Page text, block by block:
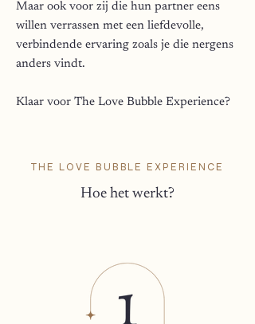
Maar ook voor zij die hun partner eens
willen verrassen met een liefdevolle,
verbindende ervaring zoals je die nergens
anders vindt.
Klaar voor The Love Bubble Experience?
THE LOVE BUBBLE EXPERIENCE
Hoe het werkt?